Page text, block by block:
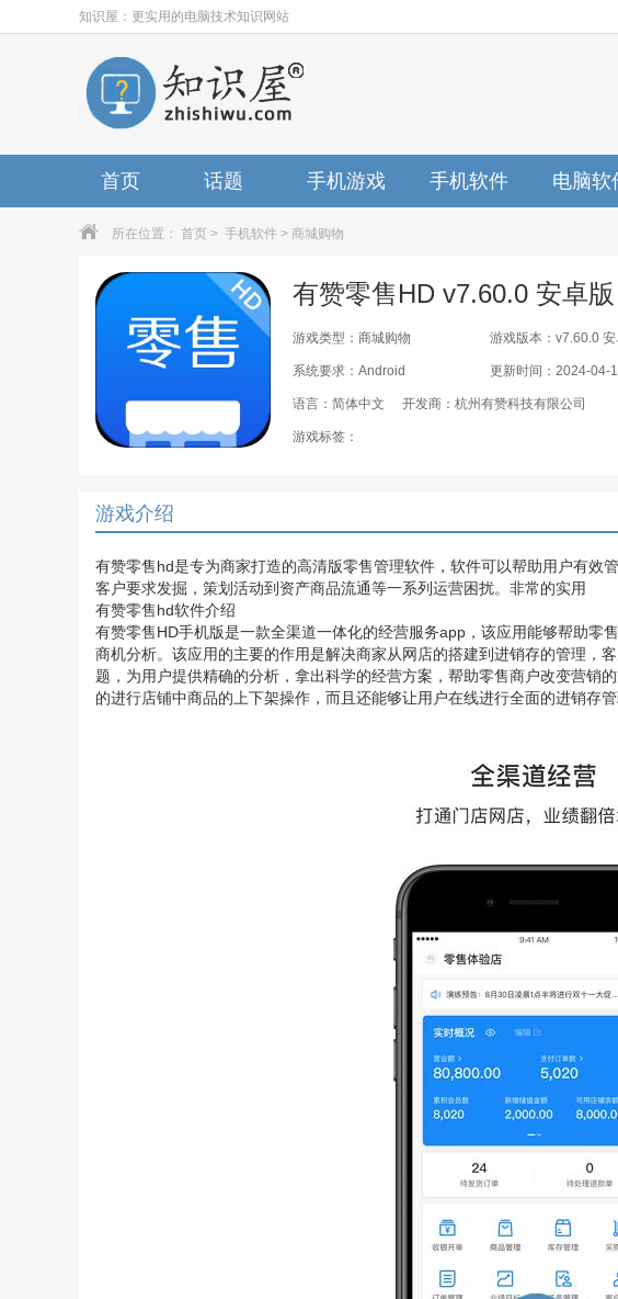
知识屋：更实用的电脑技术知识网站
首页 话题 手机游戏 手机软件 电脑软
所在位置： 首页 > 手机软件 > 商城购物
有赞零售HD v7.60.0 安卓版
游戏类型：商城购物 游戏版本：v7.60.0
系统要求：Android 更新时间：2024-04-
语言：简体中文 开发商：杭州有赞科技有限公司
游戏标签：
游戏介绍
有赞零售hd是专为商家打造的高清版零售管理软件，软件可以帮助用户有效
客户要求发掘，策划活动到资产商品流通等一系列运营困扰。非常的实用
有赞零售hd软件介绍
有赞零售HD手机版是一款全渠道一体化的经营服务app，该应用能够帮助零
商机分析。该应用的主要的作用是解决商家从网店的搭建到进销存的管理，
题，为用户提供精确的分析，拿出科学的经营方案，帮助零售商户改变营销
的进行店铺中商品的上下架操作，而且还能够让用户在线进行全面的进销存